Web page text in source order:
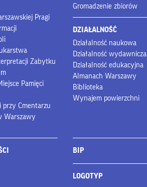
Pragi
Zabytku
Pamięci
przy Cmentarzu
Warszawy
Gromadzenie zbiorów
DZIAŁALNOŚĆ
Działalność naukowa
Działalność wydawnicza
Działalność edukacyjna
Almanach Warszawy
Biblioteka
Wynajem powierzchni
BIP
LOGOTYP